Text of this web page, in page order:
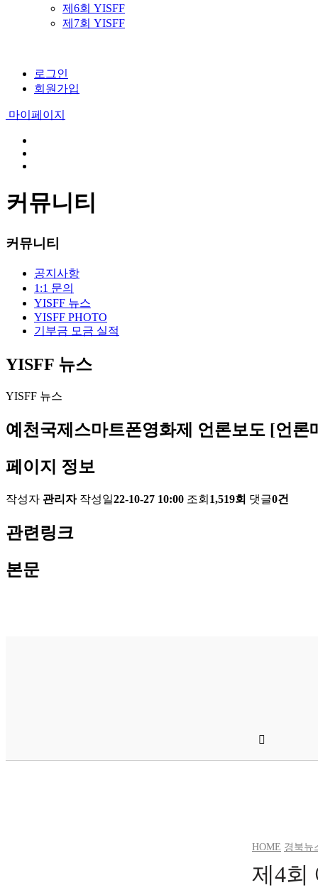
제6회 YISFF
제7회 YISFF
로그인
회원가입
마이페이지
커뮤니티
커뮤니티
공지사항
1:1 문의
YISFF 뉴스
YISFF PHOTO
기부금 모금 실적
YISFF 뉴스
YISFF 뉴스
예천국제스마트폰영화제 언론보도 [언론
페이지 정보
작성자 관리자 작성일22-10-27 10:00 조회 1,519회 댓글0건
관련링크
본문
HOME 경북뉴
제4회